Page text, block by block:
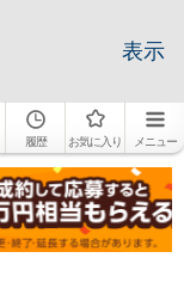
表示
履歴 お気に入り メニュー